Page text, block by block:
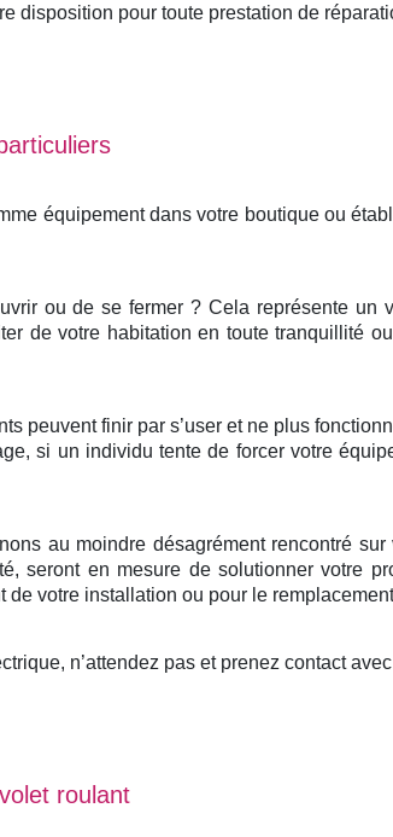
disposition pour toute prestation de
équipement dans votre boutique ou
ou de se fermer ? Cela représente un
de votre habitation en toute tranquillité
peuvent finir par s’user et ne plus
si un individu tente de forcer votre
au moindre désagrément rencontré
seront en mesure de solutionner votre
votre installation ou pour le
n’attendez pas et prenez contact
roulant